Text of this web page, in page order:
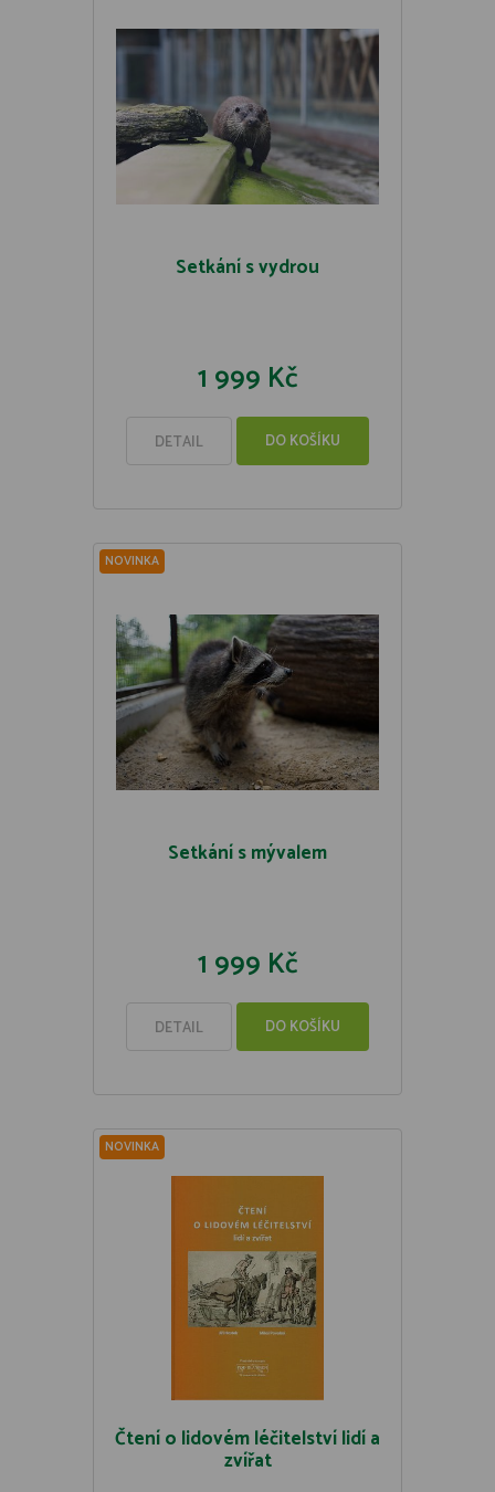
Setkání s vydrou
1 999 Kč
DETAIL DO KOŠÍKU
NOVINKA
Setkání s mývalem
1 999 Kč
DETAIL DO KOŠÍKU
NOVINKA
Čtení o lidovém léčitelství lidí a
zvířat